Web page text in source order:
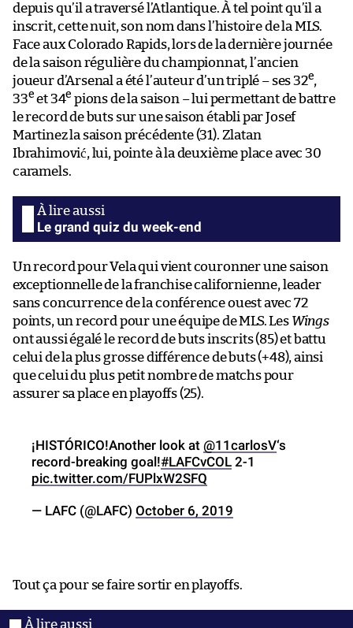
depuis qu’il a traversé l’Atlantique. À tel point qu’il a
inscrit, cette nuit, son nom dans l’histoire de la MLS.
Face aux Colorado Rapids, lors de la dernière journée
de la saison régulière du championnat, l’ancien
joueur d’Arsenal a été l’auteur d’un triplé – ses 32e,
33e et 34e pions de la saison – lui permettant de battre
le record de buts sur une saison établi par Josef
Martinez la saison précédente (31). Zlatan
Ibrahimović, lui, pointe à la deuxième place avec 30
caramels.
Le grand quiz du week-end
Un record pour Vela qui vient couronner une saison
exceptionnelle de la franchise californienne, leader
sans concurrence de la conférence ouest avec 72
points, un record pour une équipe de MLS. Les Wings
ont aussi égalé le record de buts inscrits (85) et battu
celui de la plus grosse différence de buts (+48), ainsi
que celui du plus petit nombre de matchs pour
assurer sa place en playoffs (25).
¡HISTÓRICO!Another look at @11carlosV‘s
record-breaking goal!#LAFCvCOL 2-1
pic.twitter.com/FUPlxW2SFQ
— LAFC (@LAFC) October 6, 2019
Tout ça pour se faire sortir en playoffs.